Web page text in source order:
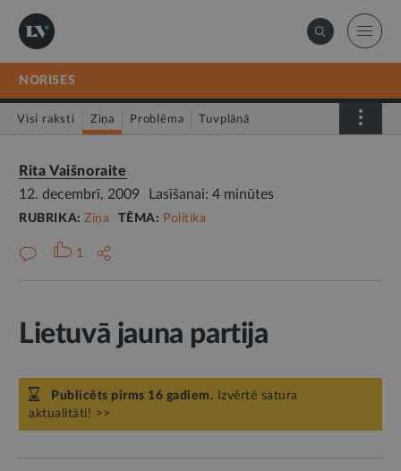
NORISES
Visi raksti Ziņa Problēma Tuvplānā
Rita Vaišnoraite
12. decembrī, 2009
Lasīšanai: 4 minūtes
RUBRIKA:Ziņa TĒMA: Politika
1
Lietuvā jauna partija
Publicēts pirms 16 gadiem. Izvērtē satura
aktualitāti! >>